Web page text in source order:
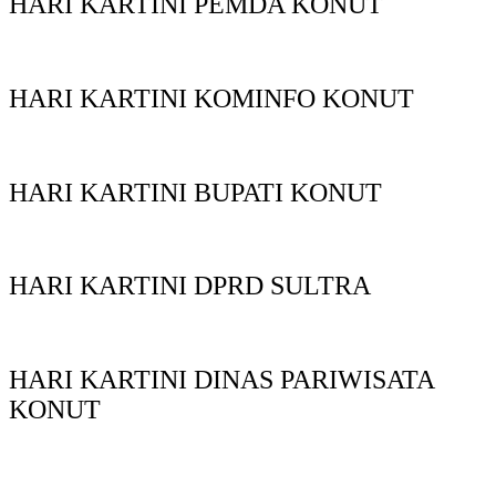
HARI KARTINI KOMINFO KONUT
HARI KARTINI BUPATI KONUT
HARI KARTINI DPRD SULTRA
HARI KARTINI DINAS PARIWISATA
KONUT